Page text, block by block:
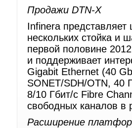
Продажи DTN-X
Infinera
нескольких стойка и
первой половине
и поддерживает
Gigabit Ethernet (40
SONET/SDH/OTN, 40
8/10 Гбит/с Fibre
свободных каналов в
Расширение